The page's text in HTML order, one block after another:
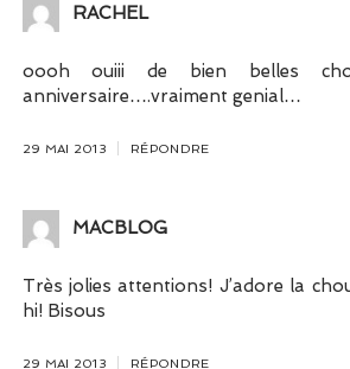
RACHEL
oooh ouiii de bien belles
anniversaire….vraiment genial…
29 MAI 2013 RÉPONDRE
MACBLOG
Très jolies attentions! J’adore la
hi! Bisous
29 MAI 2013 RÉPONDRE